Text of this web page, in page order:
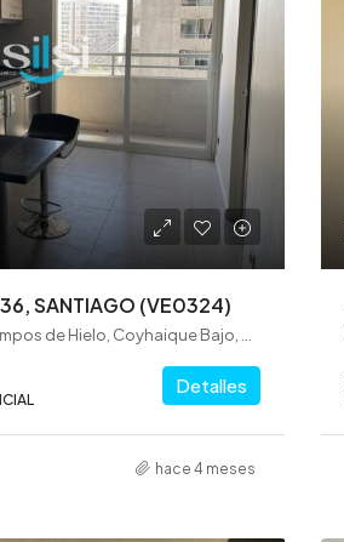
SANTIAGO (VE0324)
Detalles
hace 4 meses